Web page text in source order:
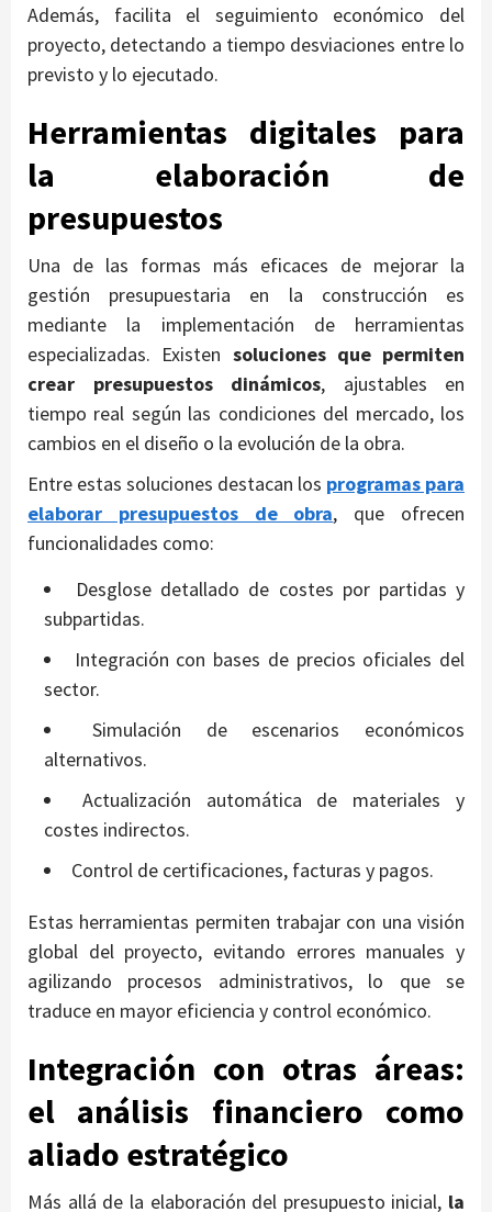
Además, facilita el seguimiento económico del
proyecto, detectando a tiempo desviaciones entre lo
previsto y lo ejecutado.
Herramientas digitales para
la elaboración de
presupuestos
Una de las formas más eficaces de mejorar la
gestión presupuestaria en la construcción es
mediante la implementación de herramientas
especializadas. Existen soluciones que permiten
crear presupuestos dinámicos, ajustables en
tiempo real según las condiciones del mercado, los
cambios en el diseño o la evolución de la obra.
Entre estas soluciones destacan los programas para
elaborar presupuestos de obra, que ofrecen
funcionalidades como:
Desglose detallado de costes por partidas y
subpartidas.
Integración con bases de precios oficiales del
sector.
Simulación de escenarios económicos
alternativos.
Actualización automática de materiales y
costes indirectos.
Control de certificaciones, facturas y pagos.
Estas herramientas permiten trabajar con una visión
global del proyecto, evitando errores manuales y
agilizando procesos administrativos, lo que se
traduce en mayor eficiencia y control económico.
Integración con otras áreas:
el análisis financiero como
aliado estratégico
Más allá de la elaboración del presupuesto inicial, la